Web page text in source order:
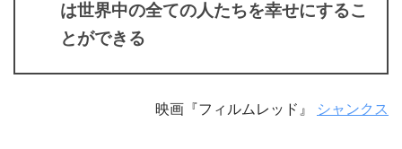
は世界中の全ての人たちを幸せにするこ
とができる
映画『フィルムレッド』 シャンクス